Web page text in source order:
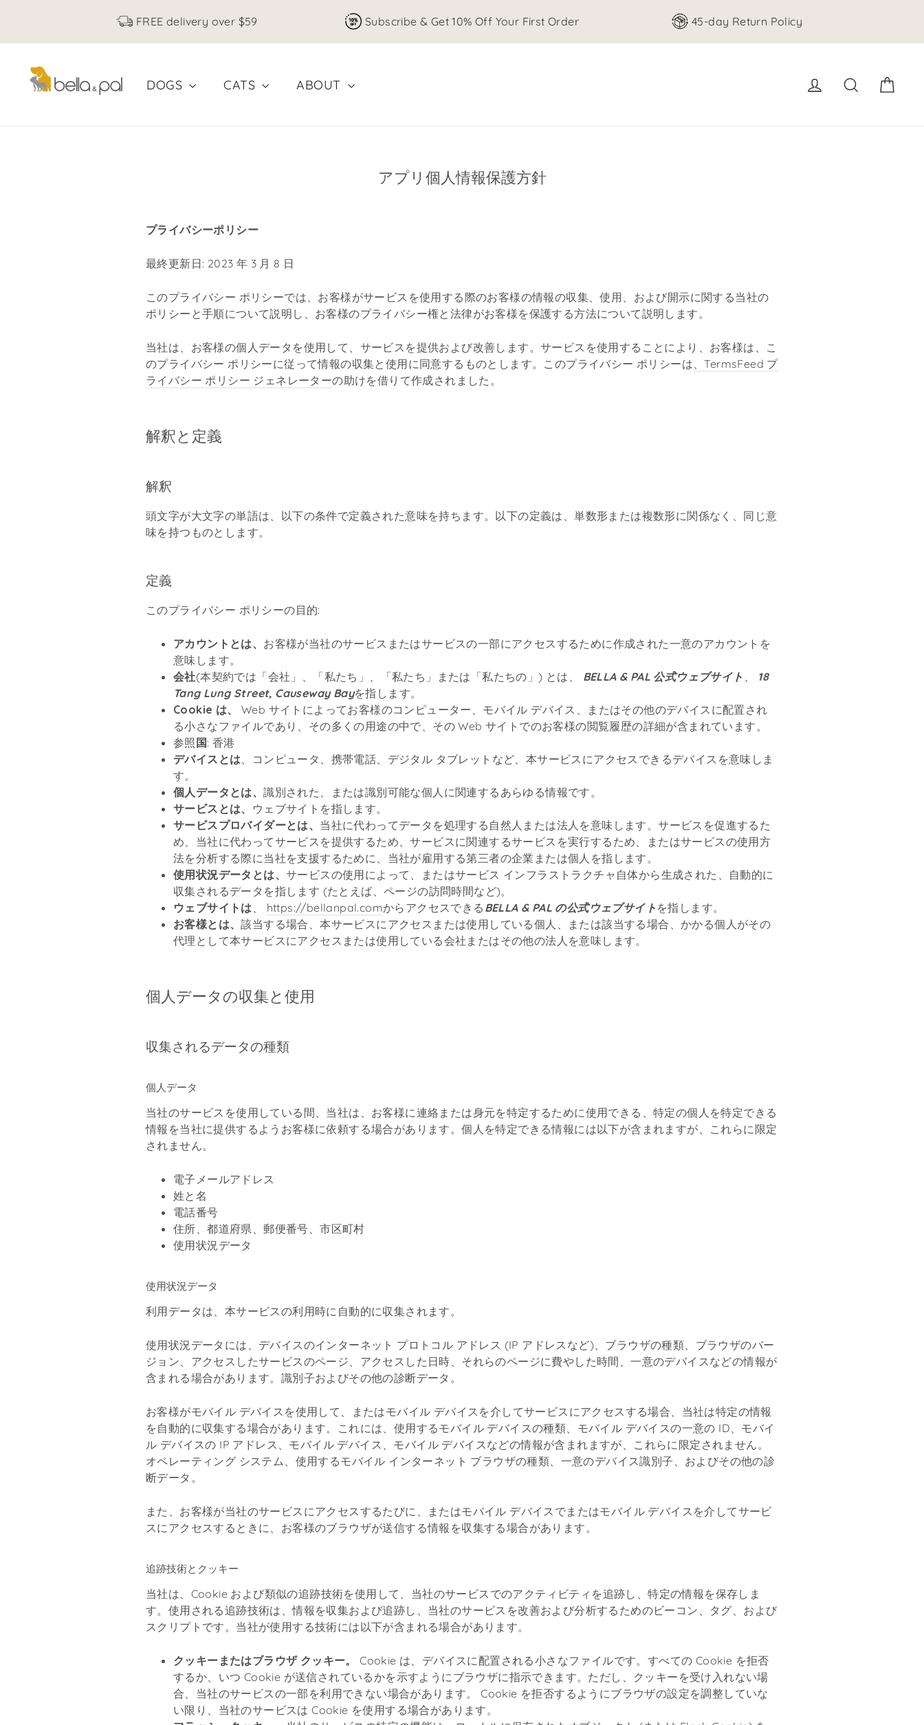
テ
キ
FREE delivery over $59 Subscribe & Get 10% Off Your First Order 45-day Return Policy
DOGS CATS ABOUT ログイン検索する
アプリ個人情報保護方針
プライバシーポリシー
最終更新日: 2023 年 3 月 8 日
このプライバシー ポリシーでは、お客様がサービスを使用する際のお客様の情報の収集、使用、および開示に関する当社の
ポリシーと手順について説明し、お客様のプライバシー権と法律がお客様を保護する方法について説明します。
当社は、お客様の個人データを使用して、サービスを提供および改善します。サービスを使用することにより、お客様は、こ
のプライバシー ポリシーに従って情報の収集と使用に同意するものとします。このプライバシー ポリシーは、TermsFeed プ
ライバシー ポリシー ジェネレーターの助けを借りて作成されました。
解釈と定義
解釈
頭文字が大文字の単語は、以下の条件で定義された意味を持ちます。以下の定義は、単数形または複数形に関係なく、同じ意
味を持つものとします。
定義
このプライバシー ポリシーの目的:
アカウントとは、 お客様が当社のサービスまたはサービスの一部にアクセスするために作成された一意のアカウントを
意味します。
会社(本契約では「会社」、「私たち」、「私たち」または「私たちの」) とは、 BELLA & PAL 公式ウェブサイト
18
Tang Lung Street, Causeway Bayを指します。
Cookie は、
Web サイトによってお客様のコンピューター、モバイル デバイス、またはその他のデバイスに配置され
る小さなファイルであり、その多くの用途の中で、その Web サイトでのお客様の閲覧履歴の詳細が含まれています。
参照 国: 香港
デバイスとは 、コンピュータ、携帯電話、デジタル タブレットなど、本サービスにアクセスできるデバイスを意味しま
す。
個人データとは、識別された、または識別可能な個人に関連するあらゆる情報です。
サービスとは、
ウェブサイトを指します。
サービスプロバイダーとは、 当社に代わってデータを処理する自然人または法人を意味します。サービスを促進するた
め、当社に代わってサービスを提供するため、サービスに関連するサービスを実行するため、またはサービスの使用方
法を分析する際に当社を支援するために、当社が雇用する第三者の企業または個人を指します。
使用状況データとは、 サービスの使用によって、またはサービス インフラストラクチャ自体から生成された、自動的に
収集されるデータを指します (たとえば、ページの訪問時間など)。
ウェブサイトは
https://bellanpal.comからアクセスできる BELLA & PAL の公式ウェブサイト を指します。
お客様とは、該当する場合、本サービスにアクセスまたは使用している個人、または該当する場合、かかる個人がその
代理として本サービスにアクセスまたは使用している会社またはその他の法人を意味します。
個人データの収集と使用
収集されるデータの種類
個人データ
当社のサービスを使用している間、当社は、お客様に連絡または身元を特定するために使用できる、特定の個人を特定できる
情報を当社に提供するようお客様に依頼する場合があります。個人を特定できる情報には以下が含まれますが、これらに限定
されません。
電子メールアドレス
姓と名
電話番号
住所、都道府県、郵便番号、市区町村
使用状況データ
使用状況データ
利用データは、本サービスの利用時に自動的に収集されます。
使用状況データには、デバイスのインターネット プロトコル アドレス (IP アドレスなど)、ブラウザの種類、ブラウザのバー
ジョン、アクセスしたサービスのページ、アクセスした日時、それらのページに費やした時間、一意のデバイスなどの情報が
含まれる場合があります。識別子およびその他の診断データ。
お客様がモバイル デバイスを使用して、またはモバイル デバイスを介してサービスにアクセスする場合、当社は特定の情報
を自動的に収集する場合があります。これには、使用するモバイル デバイスの種類、モバイル デバイスの一意の ID、モバイ
ル デバイスの IP アドレス、モバイル デバイス、モバイル デバイスなどの情報が含まれますが、これらに限定されません。
オペレーティング システム、使用するモバイル インターネット ブラウザの種類、一意のデバイス識別子、およびその他の診
断データ。
また、お客様が当社のサービスにアクセスするたびに、またはモバイル デバイスでまたはモバイル デバイスを介してサービ
スにアクセスするときに、お客様のブラウザが送信する情報を収集する場合があります。
追跡技術とクッキー
当社は、Cookie および類似の追跡技術を使用して、当社のサービスでのアクティビティを追跡し、特定の情報を保存しま
す。使用される追跡技術は、情報を収集および追跡し、当社のサービスを改善および分析するためのビーコン、タグ、および
スクリプトです。当社が使用する技術には以下が含まれる場合があります。
クッキーまたはブラウザ クッキー。
Cookie は、デバイスに配置される小さなファイルです。すべての Cookie を拒否
するか、いつ Cookie が送信されているかを示すようにブラウザに指示できます。ただし、クッキーを受け入れない場
合、当社のサービスの一部を利用できない場合があります。 Cookie を拒否するようにブラウザの設定を調整していな
い限り、当社のサービスは Cookie を使用する場合があります。